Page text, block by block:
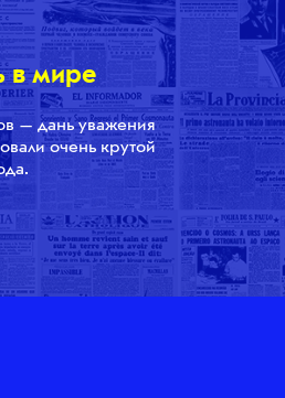
в мире
— дань уважения
очень крутой